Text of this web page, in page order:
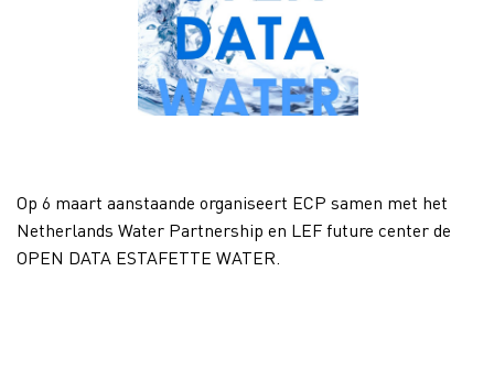
Op 6 maart aanstaande organiseert ECP samen met het
Netherlands Water Partnership en LEF future center de
OPEN DATA ESTAFETTE WATER.